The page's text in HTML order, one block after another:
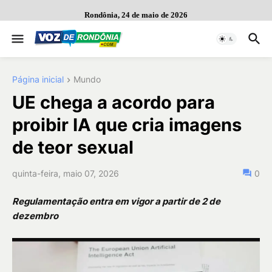
Rondônia, 24 de maio de 2026
Página inicial Mundo
UE chega a acordo para
proibir IA que cria imagens
de teor sexual
quinta-feira, maio 07, 2026 0
Regulamentação entra em vigor a partir de 2 de
dezembro